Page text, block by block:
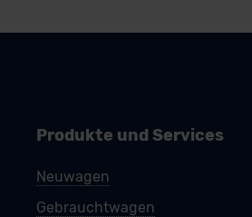
Produkte und Services
Neuwagen
Gebrauchtwagen